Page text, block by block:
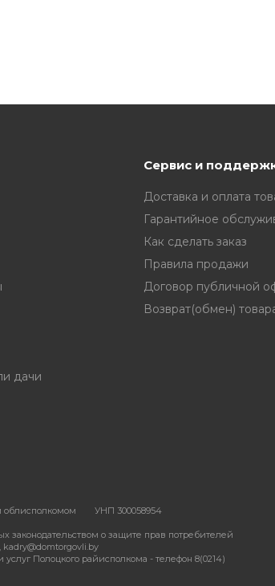
дачи
Сервис и
Доставка и оплата
Гарантийное
Как сделать заказ
Правила продажи
Договор публичной
Возврат(обмен)
облисполкомом
УНП 300058954
о защите прав потребителей
kadry@domtorgovli.by
Полоцкого райисполкома - телефон 8(0214)